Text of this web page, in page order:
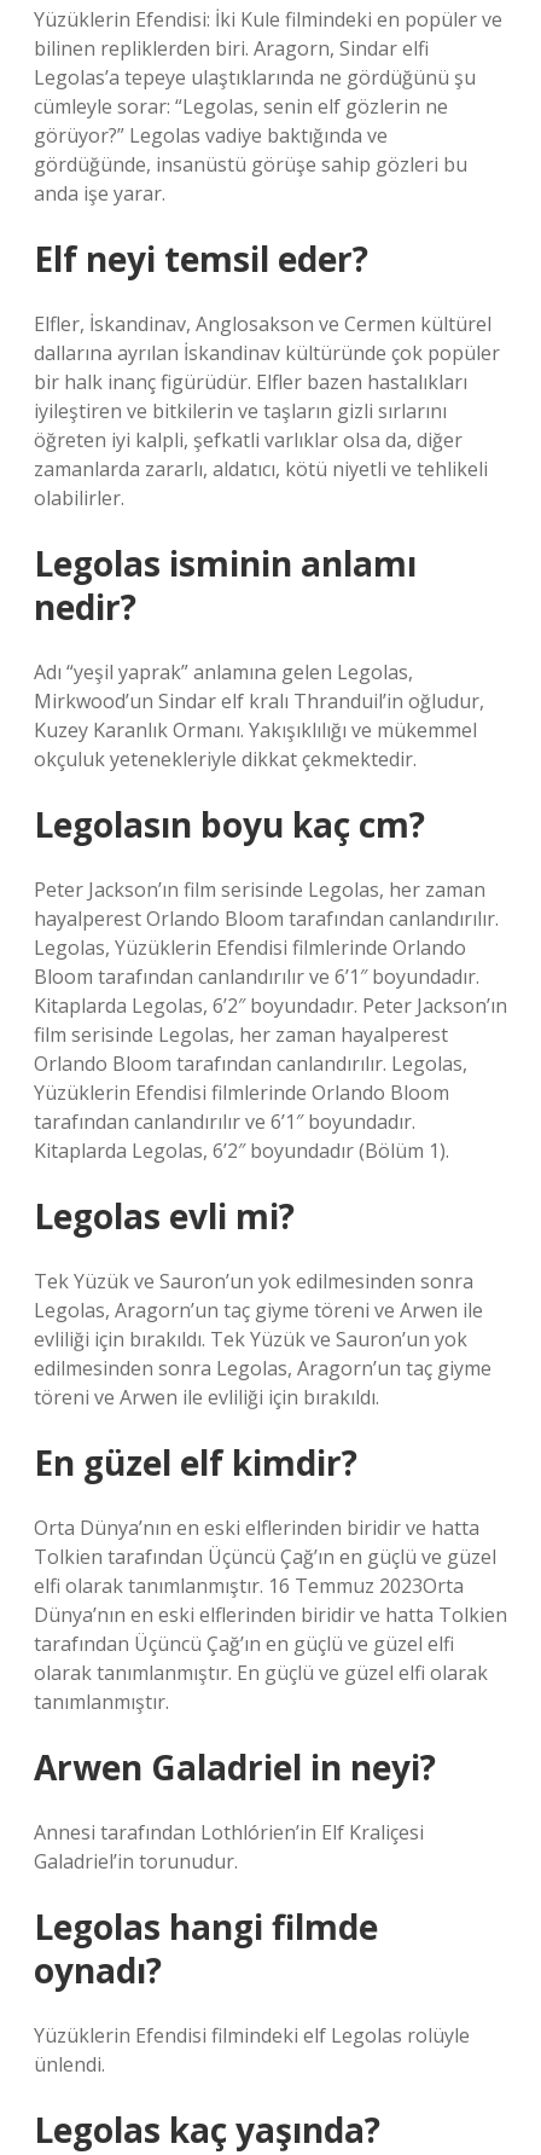
Yüzüklerin Efendisi: İki Kule filmindeki en popüler ve
bilinen repliklerden biri. Aragorn, Sindar elfi
Legolas’a tepeye ulaştıklarında ne gördüğünü şu
cümleyle sorar: “Legolas, senin elf gözlerin ne
görüyor?” Legolas vadiye baktığında ve
gördüğünde, insanüstü görüşe sahip gözleri bu
anda işe yarar.
Elf neyi temsil eder?
Elfler, İskandinav, Anglosakson ve Cermen kültürel
dallarına ayrılan İskandinav kültüründe çok popüler
bir halk inanç figürüdür. Elfler bazen hastalıkları
iyileştiren ve bitkilerin ve taşların gizli sırlarını
öğreten iyi kalpli, şefkatli varlıklar olsa da, diğer
zamanlarda zararlı, aldatıcı, kötü niyetli ve tehlikeli
olabilirler.
Legolas isminin anlamı
nedir?
Adı “yeşil yaprak” anlamına gelen Legolas,
Mirkwood’un Sindar elf kralı Thranduil’in oğludur,
Kuzey Karanlık Ormanı. Yakışıklılığı ve mükemmel
okçuluk yetenekleriyle dikkat çekmektedir.
Legolasın boyu kaç cm?
Peter Jackson’ın film serisinde Legolas, her zaman
hayalperest Orlando Bloom tarafından canlandırılır.
Legolas, Yüzüklerin Efendisi filmlerinde Orlando
Bloom tarafından canlandırılır ve 6’1″ boyundadır.
Kitaplarda Legolas, 6’2″ boyundadır. Peter Jackson’ın
film serisinde Legolas, her zaman hayalperest
Orlando Bloom tarafından canlandırılır. Legolas,
Yüzüklerin Efendisi filmlerinde Orlando Bloom
tarafından canlandırılır ve 6’1″ boyundadır.
Kitaplarda Legolas, 6’2″ boyundadır (Bölüm 1).
Legolas evli mi?
Tek Yüzük ve Sauron’un yok edilmesinden sonra
Legolas, Aragorn’un taç giyme töreni ve Arwen ile
evliliği için bırakıldı. Tek Yüzük ve Sauron’un yok
edilmesinden sonra Legolas, Aragorn’un taç giyme
töreni ve Arwen ile evliliği için bırakıldı.
En güzel elf kimdir?
Orta Dünya’nın en eski elflerinden biridir ve hatta
Tolkien tarafından Üçüncü Çağ’ın en güçlü ve güzel
elfi olarak tanımlanmıştır. 16 Temmuz 2023Orta
Dünya’nın en eski elflerinden biridir ve hatta Tolkien
tarafından Üçüncü Çağ’ın en güçlü ve güzel elfi
olarak tanımlanmıştır. En güçlü ve güzel elfi olarak
tanımlanmıştır.
Arwen Galadriel in neyi?
Annesi tarafından Lothlórien’in Elf Kraliçesi
Galadriel’in torunudur.
Legolas hangi filmde
oynadı?
Yüzüklerin Efendisi filmindeki elf Legolas rolüyle
ünlendi.
Legolas kaç yaşında?